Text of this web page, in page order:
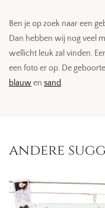
Ben je op zoek naar een
Dan hebben wij nog veel
wellicht leuk zal vinden.
een foto er op. De
blauwen sand.
andere